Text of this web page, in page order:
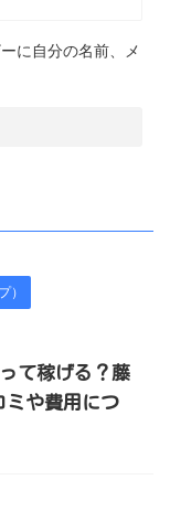
に自分の名前、メ
）
て稼げる？藤
ミや費用につ